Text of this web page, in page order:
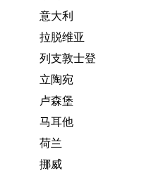
意大利
拉脱维亚
列支敦士登
立陶宛
卢森堡
马耳他
荷兰
挪威